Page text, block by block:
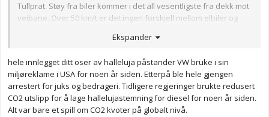
Tullprat. Støy fra biler kommer i det all vesentligste fra dekk mot
veibane. Over 50 km/t er det ingen forskjell mellom elbiler og
lydisolert på grunn av vektøkningen isolasjonsmaterialet
Det er visstnok en del Tesla-eiere som er misfornøyd - bilen har
stått mer på verksted enn i garasjen.
Aha, men det streifet deg ikke at dette punktet slår ihjel ditt
Ekspander
hele innlegget ditt oser av halleluja påstander VW bruke i sin
miljøreklame i USA for noen år siden. Etterpå ble hele gjengen
arrestert for juks og bedrageri. Tidligere regjeringer brukte redusert
CO2 utslipp for å lage hallelujastemning for diesel for noen år siden.
Alt var bare et spill om CO2 kvoter på globalt nivå.